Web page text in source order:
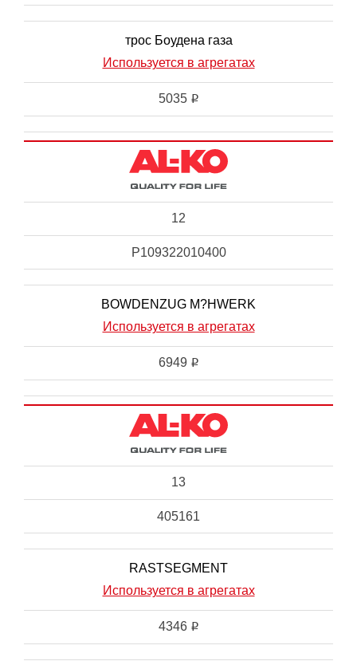
трос Боудена газа
Используется в агрегатах
5035 i
12
P109322010400
BOWDENZUG M?HWERK
Используется в агрегатах
6949 i
13
405161
RASTSEGMENT
Используется в агрегатах
4346 i